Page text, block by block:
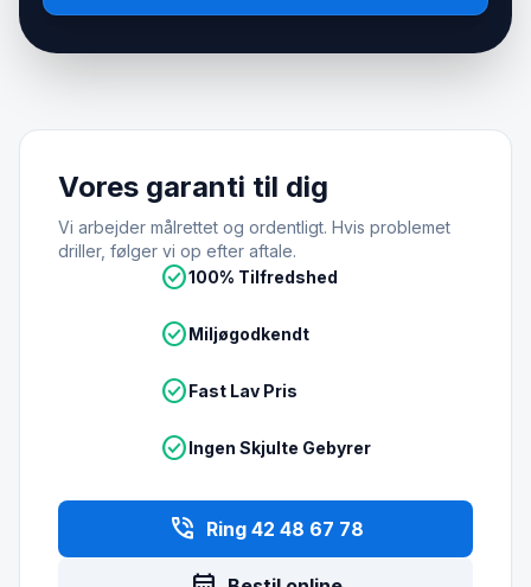
Vores garanti til dig
Vi arbejder målrettet og ordentligt. Hvis problemet
driller, følger vi op efter aftale.
check_circle100% Tilfredshed
check_circleMiljøgodkendt
check_circleFast Lav Pris
check_circleIngen Skjulte Gebyrer
phone_in_talk Ring 42 48 67 78